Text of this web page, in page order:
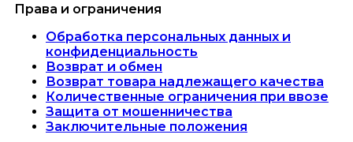
Права и ограничения
Обработка персональных данных и
конфиденциальность
Возврат и обмен
Возврат товара надлежащего качества
Количественные ограничения при ввозе
Защита от мошенничества
Заключительные положения